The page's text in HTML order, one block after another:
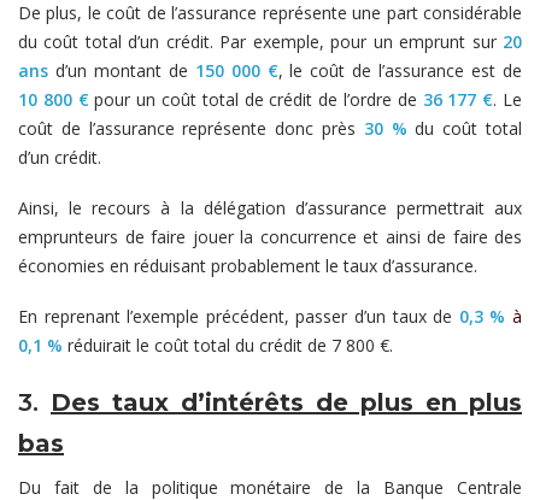
De plus, le coût de l’assurance représente une part considérable
du coût total d’un crédit. Par exemple, pour un emprunt sur 20
ans d’un montant de 150 000 €, le coût de l’assurance est de
10 800 €pour un coût total de crédit de l’ordre de 36 177 €. Le
coût de l’assurance représente donc près 30 % du coût total
d’un crédit.
Ainsi, le recours à la délégation d’assurance permettrait aux
emprunteurs de faire jouer la concurrence et ainsi de faire des
économies en réduisant probablement le taux d’assurance.
En reprenant l’exemple précédent, passer d’un taux de 0,3 % à
0,1 % réduirait le coût total du crédit de 7 800 €.
3. Des taux d’intérêts de plus en plus
bas
Du fait de la politique monétaire de la Banque Centrale